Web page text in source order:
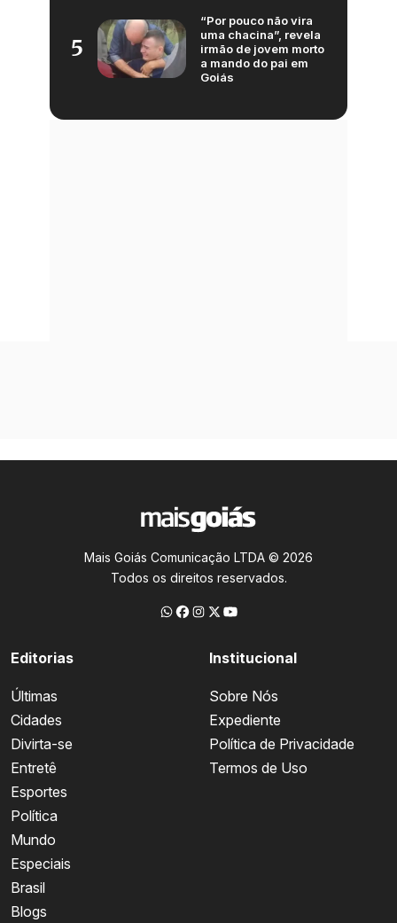
5
“Por pouco não vira
uma chacina”, revela
irmão de jovem morto
a mando do pai em
Goiás
Mais Goiás Comunicação LTDA © 2026
Todos os direitos reservados.
Editorias
Últimas
Cidades
Divirta-se
Entretê
Esportes
Política
Mundo
Especiais
Brasil
Blogs
Institucional
Sobre Nós
Expediente
Política de Privacidade
Termos de Uso